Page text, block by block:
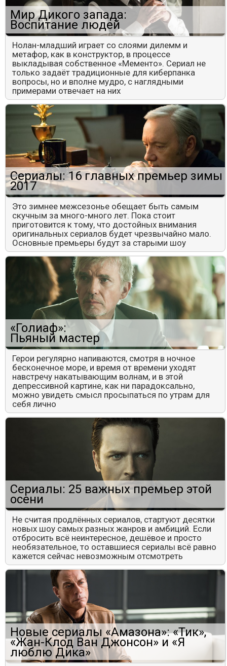
Мир Дикого запада:
Воспитание людей
Нолан-младший играет со слоями дилемм и
метафор, как в конструктор, в процессе
выкладывая собственное «Мементо». Сериал не
только задаёт традиционные для киберпанка
вопросы, но и вполне мудро, с наглядными
примерами отвечает на них
Сериалы: 16 главных премьер зимы
2017
Это зимнее межсезонье обещает быть самым
скучным за много-много лет. Пока стоит
приготовится к тому, что достойных внимания
оригинальных сериалов будет чрезвычайно мало.
Основные премьеры будут за старыми шоу
«Голиаф»:
Пьяный мастер
Герои регулярно напиваются, смотря в ночное
бесконечное море, и время от времени уходят
навстречу накатывающим волнам, и в этой
депрессивной картине, как ни парадоксально,
можно увидеть смысл просыпаться по утрам для
себя лично
Сериалы: 25 важных премьер этой
осени
Не считая продлённых сериалов, стартуют десятки
новых шоу самых разных жанров и амбиций. Если
отбросить всё неинтересное, дешёвое и просто
необязательное, то оставшиеся сериалы всё равно
кажется сейчас невозможным отсмотреть
Новые сериалы «Амазона»: «Тик»,
«Жан-Клод Ван Джонсон» и «Я
люблю Дика»